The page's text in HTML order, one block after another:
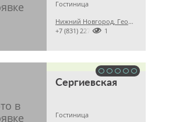
Гостиница
Нижний Новгород, Георгиевский съезд, 3

+7 (831) 22778141
Сергиевская
Гостиница